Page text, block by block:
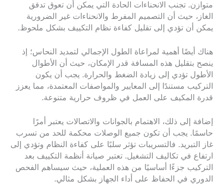
متوازن. تجنب الانحناءات الحادة التي يمكن أن تعوق تدفق
الغاز، حيث أن التصميم المفرط والانحناءات غير الضرورية
يمكن أن تؤدي إلى تقليل كفاءة نظام التكييف بشكل ملحوظ.
هناك أيضًا أهمية لمراعاة الطول الإجمالي لتمديد النحاس؛ إذ
ينصح بتقليل هذه المسافة قدر الإمكان، حيث أن الأطوال
الأطول تؤدي إلى زيادة الضغط والحرارة. يجب أن يكون
التركيب مستندًا إلى المعايير والمواصفات المعتمدة، مما يعزز
قدرة المكيف على العمل في ظروف حرارية متنوعة.
إضافة إلى ذلك، الاهتمام بالجوانات والاتصالات يعتبر أمرًا
حاسمًا. يجب أن تكون جميع الوصلات محكمة للحد من تسرب
غاز التبريد. فالتسريبات تؤثر سلبًا على كفاءة النظام وتؤدي إلى
ارتفاع في تكاليف التشغيل. تعتبر صيانة أنظمة التكييف بعد
التركيب جزءًا أساسيًا من هذه العملية، حيث سيساهم الفحص
الدوري في الحفاظ على أداء الجهاز بشكل مثالي.